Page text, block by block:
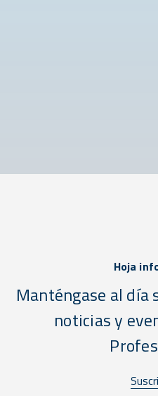
Hoja
Manténgase al día
noticias y